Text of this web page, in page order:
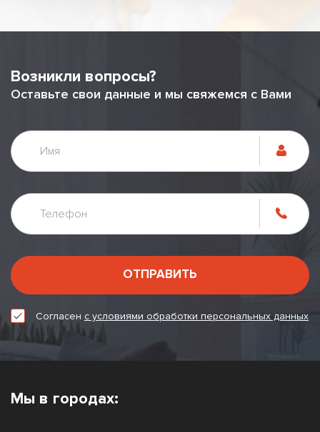
Возникли вопросы?
Оставьте свои данные и мы свяжемся с Вами
ОТПРАВИТЬ
Согласен с условиями обработки персональных данных
Мы в городах: